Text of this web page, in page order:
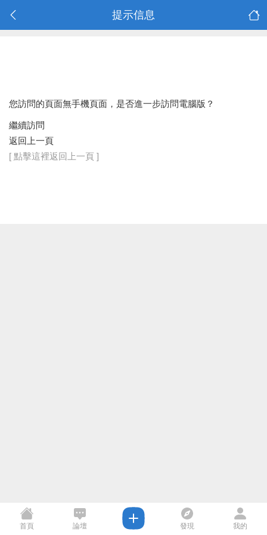
提示信息
您訪問的頁面無手機頁面，是否進一步訪問電腦版？
繼續訪問
返回上一頁
[ 點擊這裡返回上一頁 ]
首頁 論壇 發現 我的